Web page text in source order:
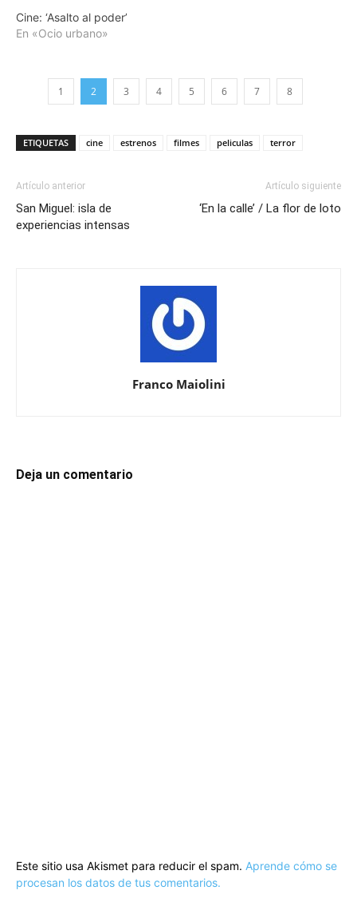
Cine: ‘Asalto al poder’
En «Ocio urbano»
1 2 3 4 5 6 7 8
ETIQUETAS cine estrenos filmes peliculas terror
Artículo anterior
San Miguel: isla de
experiencias intensas
Artículo siguiente
‘En la calle’ / La flor de loto
Franco Maiolini
Deja un comentario
Este sitio usa Akismet para reducir el spam. Aprende cómo se
procesan los datos de tus comentarios.